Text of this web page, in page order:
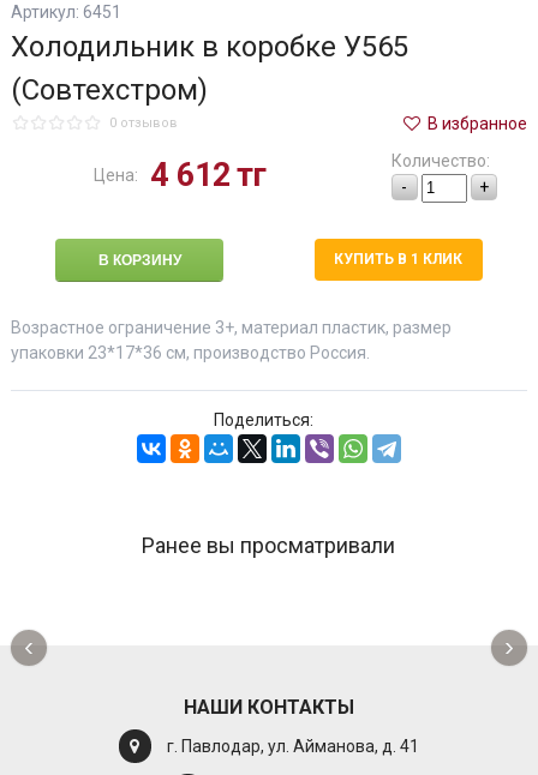
Артикул: 6451
Холодильник в коробке У565
(Совтехстром)
0 отзывов В избранное
Цена: 4 612тг
Количество:
-
+
КУПИТЬ В 1 КЛИК
Возрастное ограничение 3+, материал пластик, размер
упаковки 23*17*36 см, производство Россия.
Поделиться:
Ранее вы просматривали
‹ ›
НАШИ КОНТАКТЫ
г. Павлодар, ул. Айманова, д. 41